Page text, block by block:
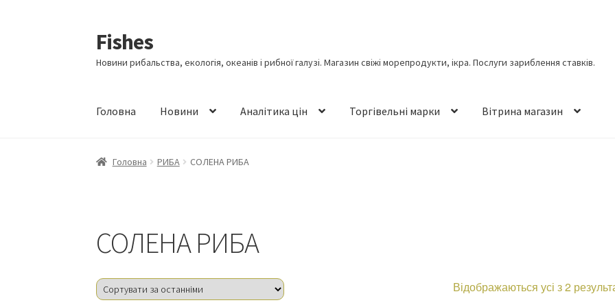
Перейти
до
навігації
Перейти
до
вмісту
Fishes
Новини рибальства, екологія, океанів і рибної галузі. Магазин свіжі морепродукти, ікра. Послуги зариблення ставків.
Головна Новини Аналітика цін Торгівельні марки Вітрина магазин
Головна РИБА СОЛЕНА РИБА
СОЛЕНА РИБА
Відображаються усі з 2